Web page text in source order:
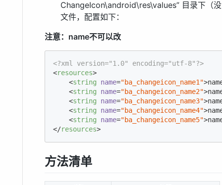
ChangeIcon\android\res\values” 目录下（
文件，配置如下：
注意：name不可以改
<?xml version="1.0" encoding="utf-8"?>
<resources>
<string name="ba_changeicon_name1">
<string name="ba_changeicon_name2">
<string name="ba_changeicon_name3">
<string name="ba_changeicon_name4">
<string name="ba_changeicon_name5">
</resources>
方法清单